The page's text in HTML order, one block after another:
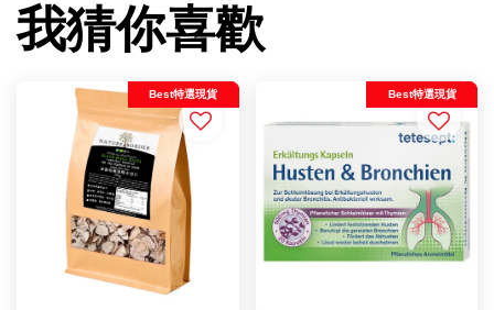
我猜你喜歡
Best特選現貨 Best特選現貨